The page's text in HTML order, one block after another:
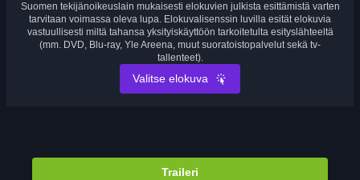
Suomen tekijänoikeuslain mukaisesti elokuvien julkista esittämistä varten
tarvitaan voimassa oleva lupa. Elokuvalisenssin luvilla esität elokuvia
vastuullisesti miltä tahansa yksityiskäyttöön tarkoitetulta esityslähteeltä
(mm. DVD, Blu-ray, Yle Areena, muut suoratoistopalvelut sekä tv-
tallenteet).
Valitse elokuva
Traileri